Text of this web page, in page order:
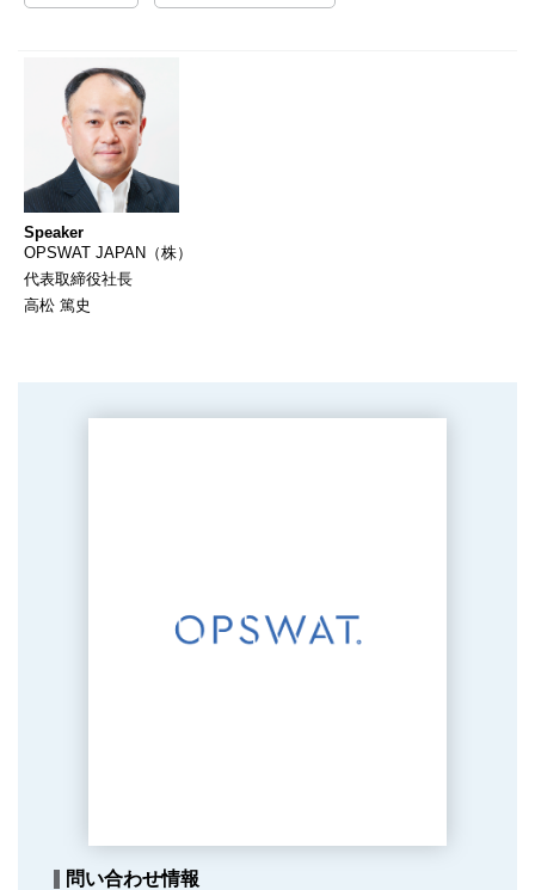
Speaker
OPSWAT JAPAN（株）
代表取締役社長
高松 篤史
問い合わせ情報